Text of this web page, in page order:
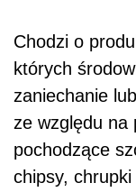
Chodzi o
których
zaniechanie
ze względu na
pochodzące
chipsy,